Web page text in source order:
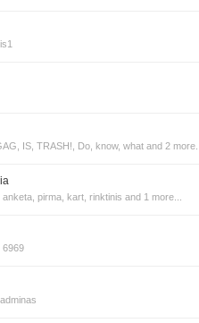
IS, TRASH! Do, know, what and 2 more...
anketa, pirma, kart, rinktinis and 1 more...
6969